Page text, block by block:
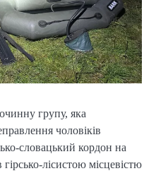
групу, яка
чоловіків
словацький кордон на
лісистою місцевістю